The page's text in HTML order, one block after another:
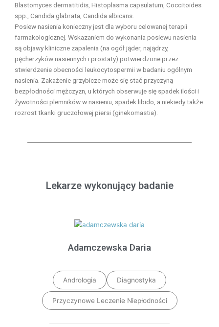
Blastomyces dermatitidis, Histoplasma capsulatum, Coccitoides
spp., Candida glabrata, Candida albicans.
Posiew nasienia konieczny jest dla wyboru celowanej terapii
farmakologicznej. Wskazaniem do wykonania posiewu nasienia
są objawy kliniczne zapalenia (na ogół jąder, najądrzy,
pęcherzyków nasiennych i prostaty) potwierdzone przez
stwierdzenie obecności leukocytospermii w badaniu ogólnym
nasienia. Zakażenie grzybicze może się stać przyczyną
bezpłodności mężczyzn, u których obserwuje się spadek ilości i
żywotności plemników w nasieniu, spadek libido, a niekiedy także
rozrost tkanki gruczołowej piersi (ginekomastia).
Lekarze wykonujący badanie
Adamczewska Daria
Andrologia Diagnostyka
Przyczynowe Leczenie Niepłodności